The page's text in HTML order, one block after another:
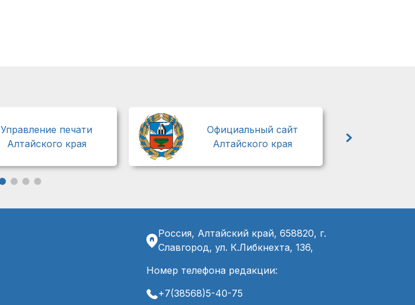
Управление печати
Алтайского края
Официальный сайт
Алтайского края
Россия, Алтайский край, 658820, г.
Славгород, ул. К.Либкнехта, 136,
Номер телефона редакции:
+7(38568)5-40-75